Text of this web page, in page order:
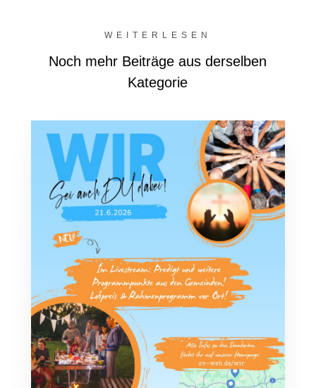
WEITERLESEN
Noch mehr Beiträge aus derselben
Kategorie